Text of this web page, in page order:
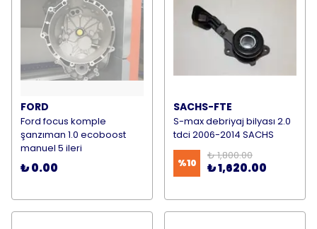
FORD
Ford focus komple
şanzıman 1.0 ecoboost
manuel 5 ileri
₺ 0.00
SACHS-FTE
S-max debriyaj bilyası 2.0
tdci 2006-2014 SACHS
%10
₺ 1,800.00
₺ 1,620.00